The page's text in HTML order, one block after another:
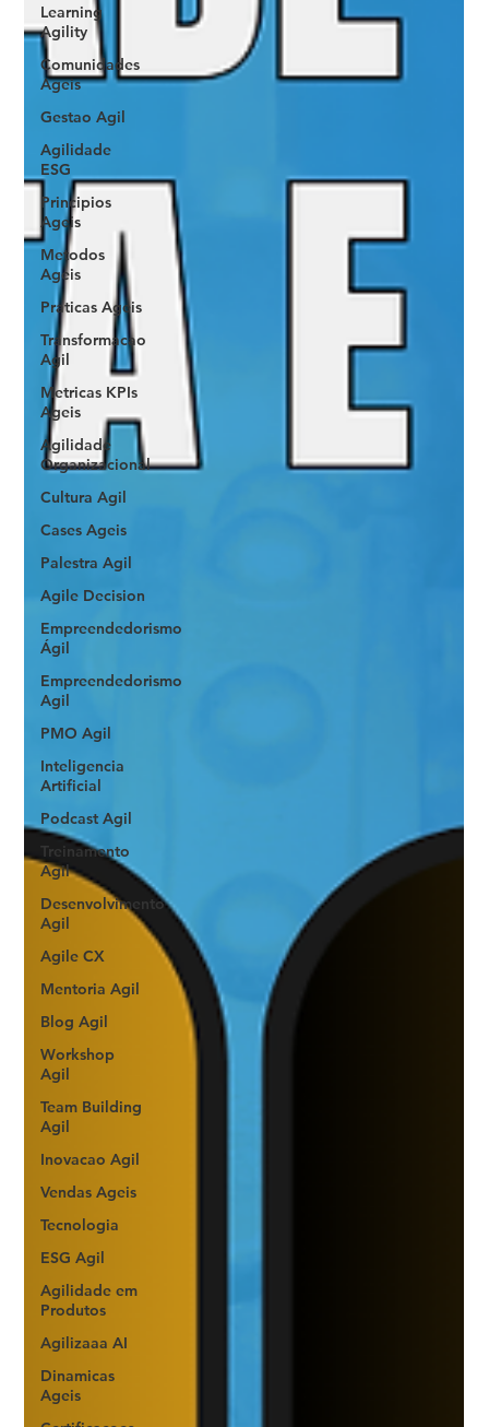
Learning
Agility
Comunidades
Ageis
Gestao Agil
Agilidade
ESG
Principios
Ageis
Metodos
Ageis
Praticas Ageis
Transformacao
Agil
Metricas KPIs
Ageis
Agilidade
Organizacional
Cultura Agil
Cases Ageis
Palestra Agil
Agile Decision
Empreendedorismo
Ágil
Empreendedorismo
Agil
PMO Agil
Inteligencia
Artificial
Podcast Agil
Treinamento
Agil
Desenvolvimento
Agil
Agile CX
Mentoria Agil
Blog Agil
Workshop
Agil
Team Building
Agil
Inovacao Agil
Vendas Ageis
Tecnologia
ESG Agil
Agilidade em
Produtos
Agilizaaa AI
Dinamicas
Ageis